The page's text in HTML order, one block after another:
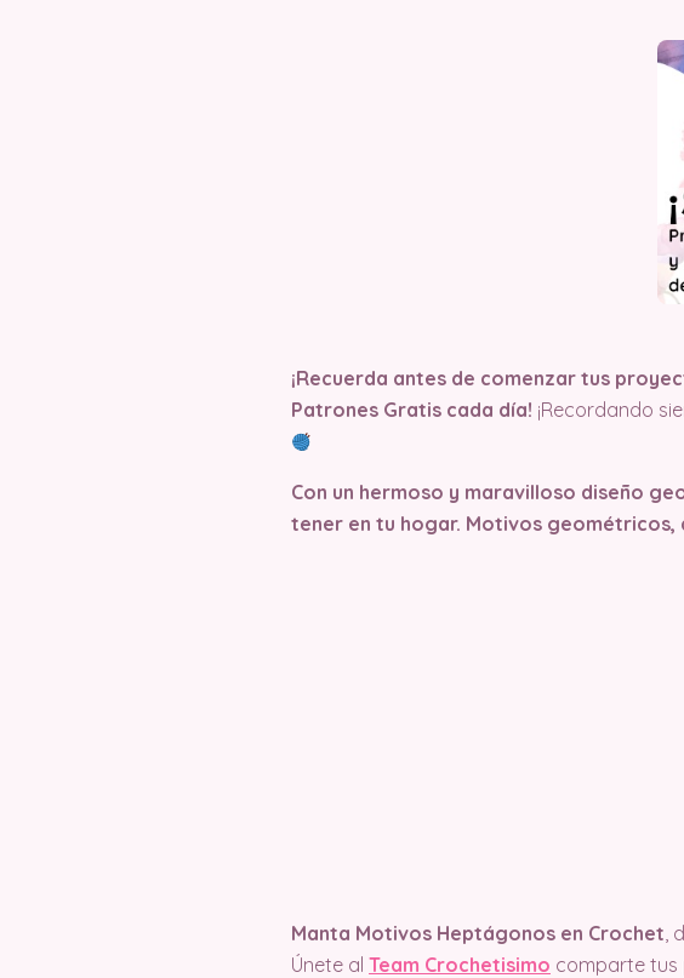
¡Recuerda antes de comenzar tus
Patrones Gratis cada día! ¡Recordando
Con un hermoso y maravilloso diseño
tener en tu hogar. Motivos geométricos,
Manta Motivos Heptágonos en Crochet,
Únete al Team Crochetisimo comparte tus